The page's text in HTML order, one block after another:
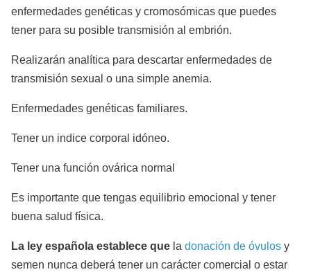
enfermedades genéticas y cromosómicas que puedes
tener para su posible transmisión al embrión.
Realizarán analítica para descartar enfermedades de
transmisión sexual o una simple anemia.
Enfermedades genéticas familiares.
Tener un indice corporal idóneo.
Tener una función ovárica normal
Es importante que tengas equilibrio emocional y tener
buena salud física.
La ley española establece que la donación de óvulos y
semen nunca deberá tener un carácter comercial o estar